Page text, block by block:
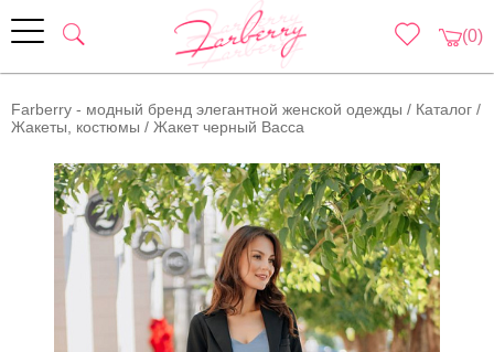
(0)
Farberry - модный бренд элегантной женской одежды / Каталог /
Жакеты, костюмы / Жакет черный Васса